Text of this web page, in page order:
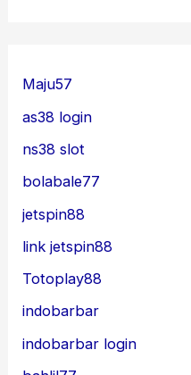
Maju57
as38 login
ns38 slot
bolabale77
jetspin88
link jetspin88
Totoplay88
indobarbar
indobarbar login